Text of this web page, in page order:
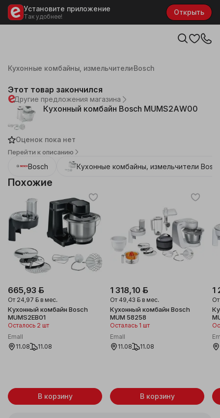
Установите приложение
Так удобнее!
Открыть
Каталог
Бытовая техника
Мелкая техника для кухни
Кухонные комбайны, измельчителиBosch
Этот товар закончился
Другие предложения магазина
Кухонный комбайн Bosch MUMS2AW00
Оценок пока нет
Перейти к описанию
Bosch Кухонные комбайны, измельчители
Похожие
665,93 ƃ
От 24,97 ƃ в мес.
Кухонный комбайн Bosch
MUMS2EB01
Осталось 2 шт
Emall
11.08
11.08
В корзину
1 318,10 ƃ
От 49,43 ƃ в мес.
Кухонный комбайн Bosch
MUM 58258
Осталась 1 шт
Emall
11.08
11.08
В корзину
1